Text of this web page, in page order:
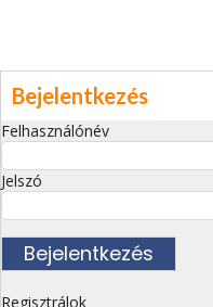
Bejelentkezés
Felhasználónév
Jelszó
Regisztrálok